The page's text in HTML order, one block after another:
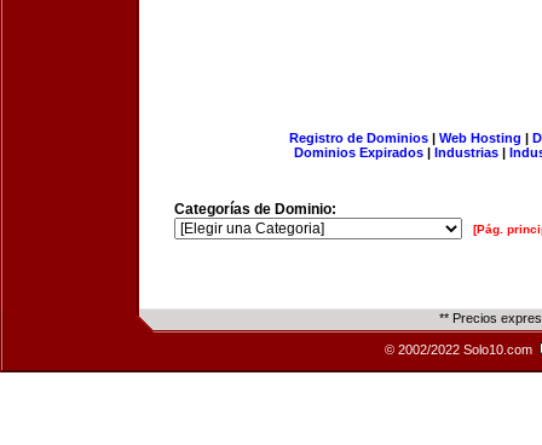
Registro de Dominios| Web Hosting |
Dominios Expirados | Industrias |
Categorías de Dominio:
[Pág.
** Precios
© 2002/2022 Solo10.com